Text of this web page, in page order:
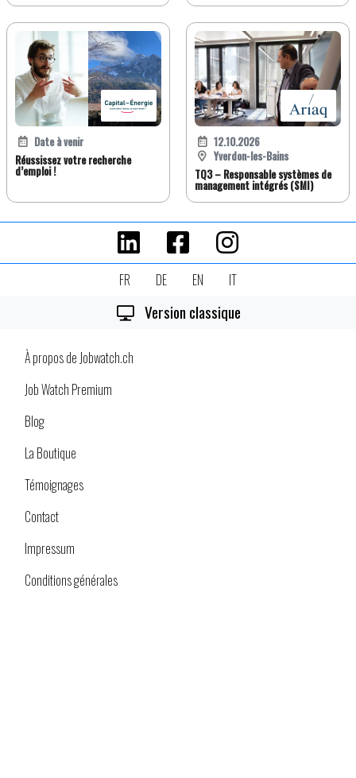
Date à venir
Réussissez votre recherche
d’emploi !
12.10.2026
Yverdon-les-Bains
TQ3 – Responsable systèmes de
management intégrés (SMI)
FR DE EN IT
Version classique
À propos de Jobwatch.ch
Job Watch Premium
Blog
La Boutique
Témoignages
Contact
Impressum
Conditions générales